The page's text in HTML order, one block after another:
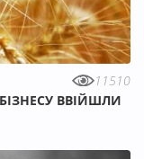
11510
ВВІЙШЛИ